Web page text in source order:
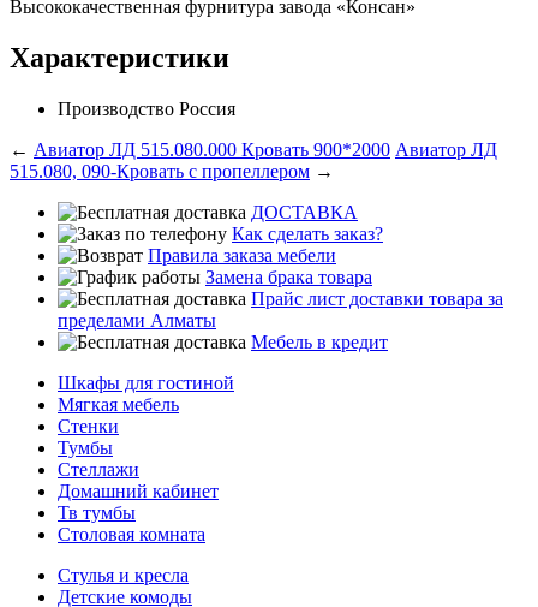
Высококачественная фурнитура завода «Консан»
Характеристики
Производство Россия
← Авиатор ЛД 515.080.000 Кровать 900*2000 Авиатор ЛД
515.080, 090-Кровать с пропеллером →
ДОСТАВКА
Как сделать заказ?
Правила заказа мебели
Замена брака товара
Прайс лист доставки товара за
пределами Алматы
Мебель в кредит
Шкафы для гостиной
Мягкая мебель
Стенки
Тумбы
Стеллажи
Домашний кабинет
Тв тумбы
Столовая комната
Стулья и кресла
Детские комоды